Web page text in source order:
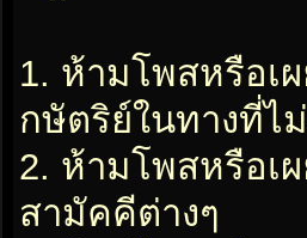
1. ห้ามโพสหรือเ
กษัตริย์ในทางที่ไ
2. ห้ามโพสหรือเ
สามัคคีต่างๆ